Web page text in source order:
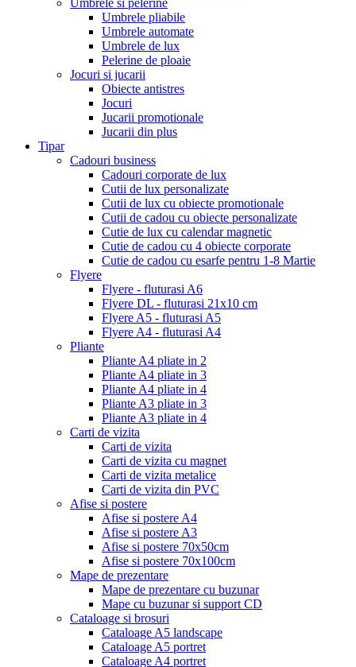
Umbrele pliabile
Umbrele automate
Umbrele de lux
Pelerine de ploaie
Jocuri si jucarii
Obiecte antistres
Jocuri
Jucarii promotionale
Jucarii din plus
Tipar
Cadouri business
Cadouri corporate de lux
Cutii de lux personalizate
Cutii de lux cu obiecte promotionale
Cutii de cadou cu obiecte personalizate
Cutie de lux cu calendar magnetic
Cutie de cadou cu 4 obiecte corporate
Cutie de cadou cu esarfe pentru 1-8 Martie
Flyere
Flyere - fluturasi A6
Flyere DL - fluturasi 21x10 cm
Flyere A5 - fluturasi A5
Flyere A4 - fluturasi A4
Pliante
Pliante A4 pliate in 2
Pliante A4 pliate in 3
Pliante A4 pliate in 4
Pliante A3 pliate in 3
Pliante A3 pliate in 4
Carti de vizita
Carti de vizita
Carti de vizita cu magnet
Carti de vizita metalice
Carti de vizita din PVC
Afise si postere
Afise si postere A4
Afise si postere A3
Afise si postere 70x50cm
Afise si postere 70x100cm
Mape de prezentare
Mape de prezentare cu buzunar
Mape cu buzunar si support CD
Cataloage si brosuri
Cataloage A5 landscape
Cataloage A5 portret
Cataloage A4 portret